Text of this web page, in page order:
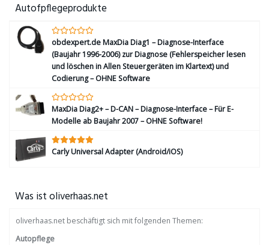
Autofpflegeprodukte
obdexpert.de MaxDia Diag1 – Diagnose-Interface
(Baujahr 1996-2006) zur Diagnose (Fehlerspeicher lesen
und löschen in Allen Steuergeräten im Klartext) und
Codierung – OHNE Software
MaxDia Diag2+ – D-CAN – Diagnose-Interface – Für E-
Modelle ab Baujahr 2007 – OHNE Software!
Carly Universal Adapter (Android/iOS)
Was ist oliverhaas.net
oliverhaas.net beschäftigt sich mit folgenden Themen:
Autopflege